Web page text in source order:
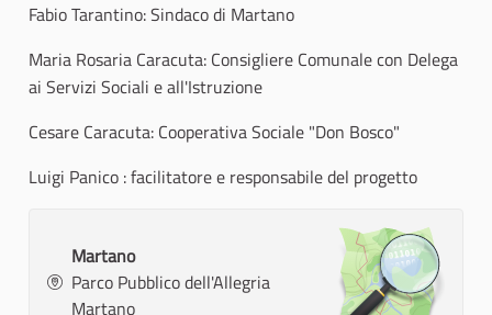
Fabio Tarantino: Sindaco di Martano
Maria Rosaria Caracuta: Consigliere Comunale con Delega
ai Servizi Sociali e all'Istruzione
Cesare Caracuta: Cooperativa Sociale "Don Bosco"
Luigi Panico : facilitatore e responsabile del progetto
Martano
Parco Pubblico dell'Allegria
Martano